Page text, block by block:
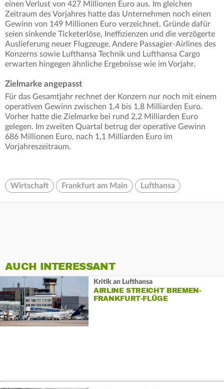
einen Verlust von 427 Millionen Euro aus. Im gleichen
Zeitraum des Vorjahres hatte das Unternehmen noch einen
Gewinn von 149 Millionen Euro verzeichnet. Gründe dafür
seien sinkende Ticketerlöse, Ineffizienzen und die verzögerte
Auslieferung neuer Flugzeuge. Andere Passagier-Airlines des
Konzerns sowie Lufthansa Technik und Lufthansa Cargo
erwarten hingegen ähnliche Ergebnisse wie im Vorjahr.
Zielmarke angepasst
Für das Gesamtjahr rechnet der Konzern nur noch mit einem
operativen Gewinn zwischen 1,4 bis 1,8 Milliarden Euro.
Vorher hatte die Zielmarke bei rund 2,2 Milliarden Euro
gelegen. Im zweiten Quartal betrug der operative Gewinn
686 Millionen Euro, nach 1,1 Milliarden Euro im
Vorjahreszeitraum.
Wirtschaft Frankfurt am Main Lufthansa
AUCH INTERESSANT
Kritik an Lufthansa
AIRLINE STREICHT BREMEN-
FRANKFURT-FLÜGE